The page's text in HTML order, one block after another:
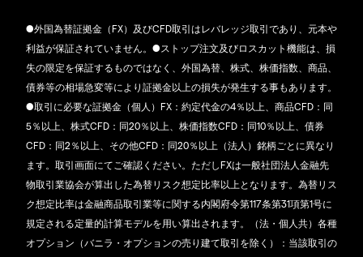
●外国為替証拠金（FX）及びCFD取引はレバレッジ取引であり、元本や
利益が保証されていません。●ストップ注文及びロスカット機能は、損
失の限定を保証するものではなく、外国為替、株式、株価指数、商品、
債券等の相場急変等により証拠金以上の損失が発生する事もあります。
●取引に必要な証拠金（個人）FX：約定代金の4％以上、商品CFD：同
5％以上、株式CFD：同20％以上、株価指数CFD：同10％以上、債券
CFD：同2％以上、その他CFD：同20％以上（法人）銘柄ごとに異なり
ます。取引画面にてご確認ください。ただしFXは一般社団法人金融先
物取引業協会が算出した為替リスク想定比率以上となります。為替リス
ク想定比率は金融商品取引業等に関する内閣府令第117条第31項第1号に
規定される定量的計算モデルを用い算出されます。（法・個人共）各種
オプション（バニラ・オプションの売り建て取引を除く）：当該取引の